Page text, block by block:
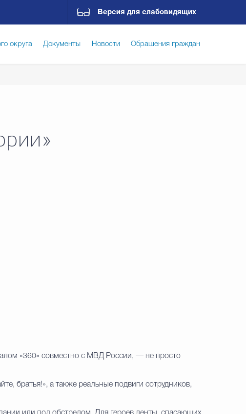
Версия для слабовидящих
округа Документы Новости Обращения граждан
«360» совместно с МВД России, — не просто
братья!», а также реальные подвиги сотрудников,